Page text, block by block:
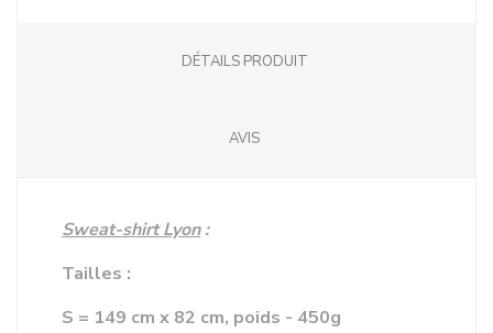
DÉTAILS PRODUIT
AVIS
Sweat-shirt Lyon :
Tailles :
S = 149 cm x 82 cm, poids - 450g